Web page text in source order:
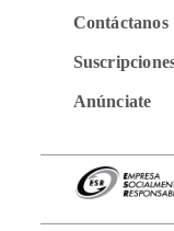
Contáctanos
Anúnciate